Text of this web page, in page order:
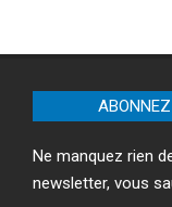
Ne manquez rien
newsletter, vous